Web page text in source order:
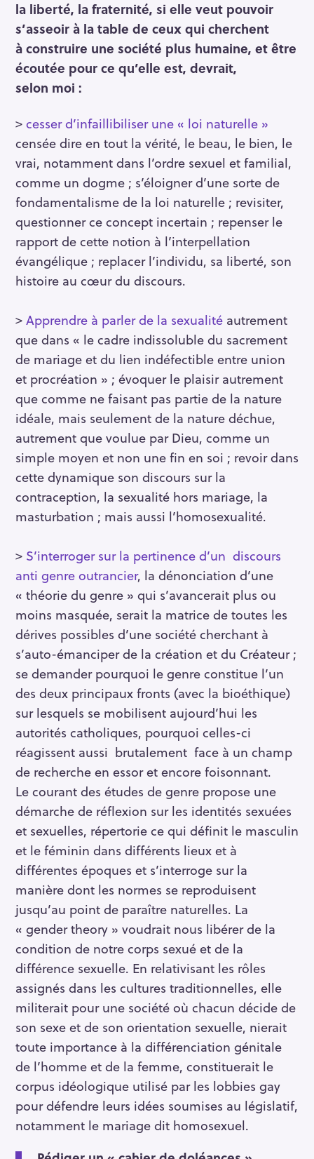
la liberté, la fraternité, si elle veut pouvoir
s’asseoir à la table de ceux qui cherchent
à construire une société plus humaine, et être
écoutée pour ce qu’elle est, devrait,
selon moi :
>cesser d’infaillibiliser une « loi naturelle »
censée dire en tout la vérité, le beau, le bien, le
vrai, notamment dans l’ordre sexuel et familial,
comme un dogme ; s’éloigner d’une sorte de
fondamentalisme de la loi naturelle ; revisiter,
questionner ce concept incertain ; repenser le
rapport de cette notion à l’interpellation
évangélique ; replacer l’individu, sa liberté, son
histoire au cœur du discours.
>Apprendre à parler de la sexualité autrement
que dans « le cadre indissoluble du sacrement
de mariage et du lien indéfectible entre union
et procréation » ; évoquer le plaisir autrement
que comme ne faisant pas partie de la nature
idéale, mais seulement de la nature déchue,
autrement que voulue par Dieu, comme un
simple moyen et non une fin en soi ; revoir dans
cette dynamique son discours sur la
contraception, la sexualité hors mariage, la
masturbation ; mais aussi l’homosexualité.
> S’interroger sur la pertinence d’un discours
anti genre outrancier, la dénonciation d’une
« théorie du genre » qui s’avancerait plus ou
moins masquée, serait la matrice de toutes les
dérives possibles d’une société cherchant à
s’auto-émanciper de la création et du Créateur ;
se demander pourquoi le genre constitue l’un
des deux principaux fronts (avec la bioéthique)
sur lesquels se mobilisent aujourd’hui les
autorités catholiques, pourquoi celles-ci
réagissent aussi brutalement face à un champ
de recherche en essor et encore foisonnant.
Le courant des études de genre propose une
démarche de réflexion sur les identités sexuées
et sexuelles, répertorie ce qui définit le masculin
et le féminin dans différents lieux et à
différentes époques et s’interroge sur la
manière dont les normes se reproduisent
jusqu’au point de paraître naturelles. La
« gender theory » voudrait nous libérer de la
condition de notre corps sexué et de la
différence sexuelle. En relativisant les rôles
assignés dans les cultures traditionnelles, elle
militerait pour une société où chacun décide de
son sexe et de son orientation sexuelle, nierait
toute importance à la différenciation génitale
de l’homme et de la femme, constituerait le
corpus idéologique utilisé par les lobbies gay
pour défendre leurs idées soumises au législatif,
notamment le mariage dit homosexuel.